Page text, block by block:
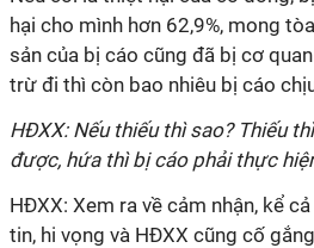
hại cho mình hơn 62,9%, mong
sản của bị cáo cũng đã bị cơ
trừ đi thì còn bao nhiêu bị cáo
HĐXX: Nếu thiếu thì sao? Thiếu
được, hứa thì bị cáo phải thực
HĐXX: Xem ra về cảm nhận, kể
tin, hi vọng và HĐXX cũng cố